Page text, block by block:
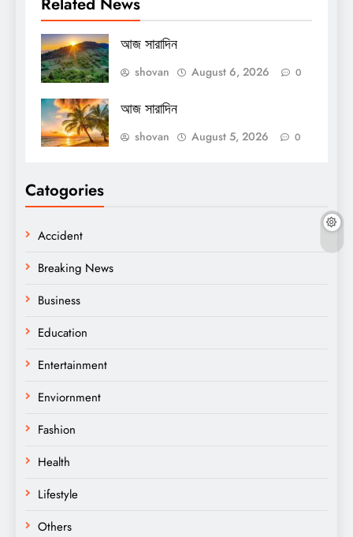
আজ সারাদিন
shovan August 6, 2026 0
আজ সারাদিন
shovan August 5, 2026 0
Catogories
Accident
Breaking News
Business
Education
Entertainment
Enviornment
Fashion
Health
Lifestyle
Others